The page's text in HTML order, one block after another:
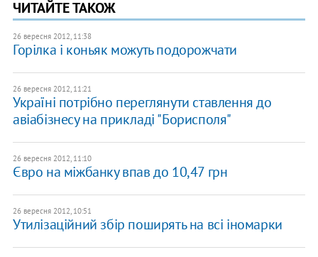
ЧИТАЙТЕ ТАКОЖ
26 вересня 2012, 11:38
Горілка і коньяк можуть подорожчати
26 вересня 2012, 11:21
Україні потрібно переглянути ставлення до
авіабізнесу на прикладі "Борисполя"
26 вересня 2012, 11:10
Євро на міжбанку впав до 10,47 грн
26 вересня 2012, 10:51
Утилізаційний збір поширять на всі іномарки